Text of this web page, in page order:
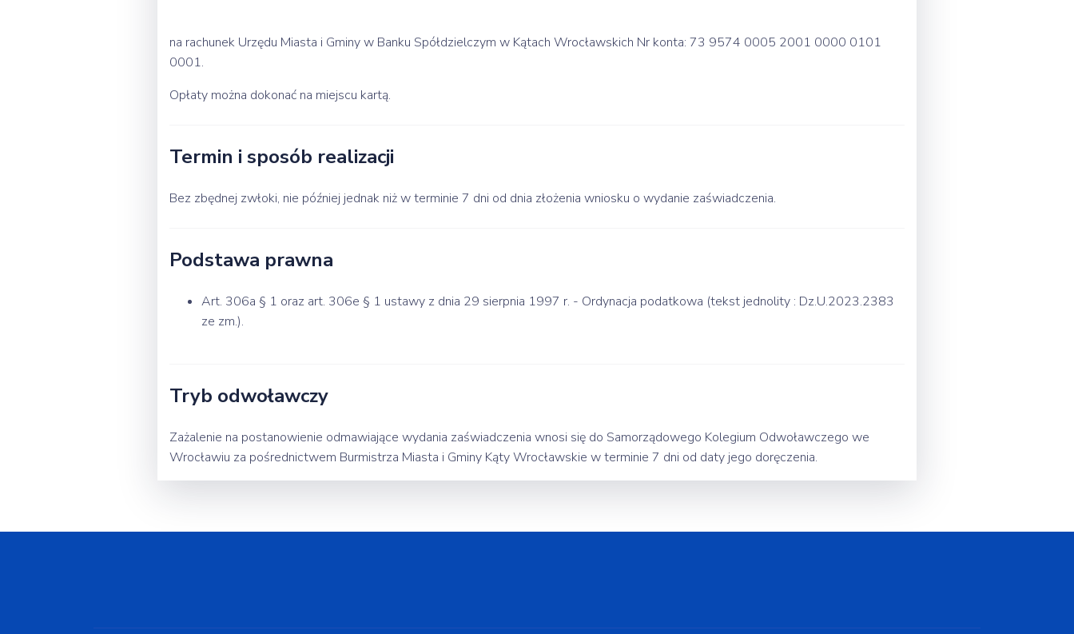
na rachunek Urzędu Miasta i Gminy w Banku Spółdzielczym w Kątach Wrocławskich Nr konta: 73 9574 0005 2001 0000 0101
0001.
Opłaty można dokonać na miejscu kartą.
Termin i sposób realizacji
Bez zbędnej zwłoki, nie później jednak niż w terminie 7 dni od dnia złożenia wniosku o wydanie zaświadczenia.
Podstawa prawna
Art. 306a § 1 oraz art. 306e § 1 ustawy z dnia 29 sierpnia 1997 r. - Ordynacja podatkowa (tekst jednolity : Dz.U.2023.2383
ze zm.).
Tryb odwoławczy
Zażalenie na postanowienie odmawiające wydania zaświadczenia wnosi się do Samorządowego Kolegium Odwoławczego we
Wrocławiu za pośrednictwem Burmistrza Miasta i Gminy Kąty Wrocławskie w terminie 7 dni od daty jego doręczenia.